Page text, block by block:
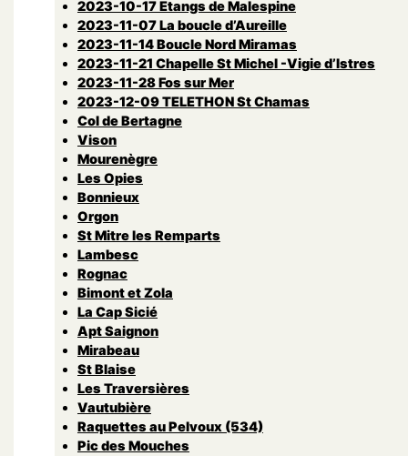
2023-10-17 Etangs de Malespine
2023-11-07 La boucle d’Aureille
2023-11-14 Boucle Nord Miramas
2023-11-21 Chapelle St Michel -Vigie d’Istres
2023-11-28 Fos sur Mer
2023-12-09 TELETHON St Chamas
Col de Bertagne
Vison
Mourenègre
Les Opies
Bonnieux
Orgon
St Mitre les Remparts
Lambesc
Rognac
Bimont et Zola
La Cap Sicié
Apt Saignon
Mirabeau
St Blaise
Les Traversières
Vautubière
Raquettes au Pelvoux (534)
Pic des Mouches